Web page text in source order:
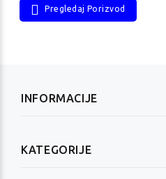
Pregledaj Porizvod
INFORMACIJE
KATEGORIJE